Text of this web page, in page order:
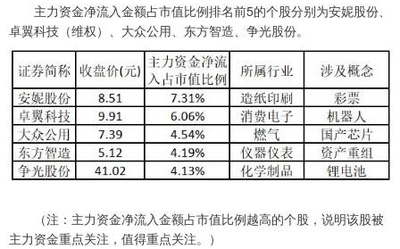
主力资金净流入金额占市值比例排名前5的个股分别为安妮股份、
卓翼科技（维权）、大众公用、东方智造、争光股份。
（注：主力资金净流入金额占市值比例越高的个股，说明该股被
主力资金重点关注，值得重点关注。）